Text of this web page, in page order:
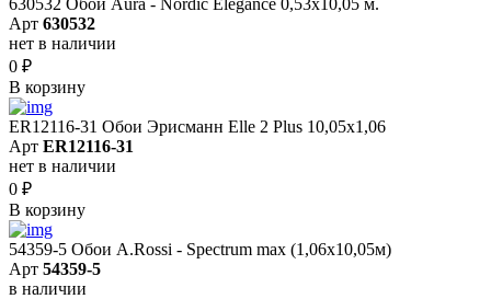
Арт 630532
нет в наличии
0 ₽
В корзину
ER12116-31 Обои Эрисманн Elle 2 Plus 10,05x1,06
Арт ER12116-31
нет в наличии
0 ₽
В корзину
54359-5 Обои A.Rossi - Spectrum max (1,06x10,05м)
Арт 54359-5
в наличии